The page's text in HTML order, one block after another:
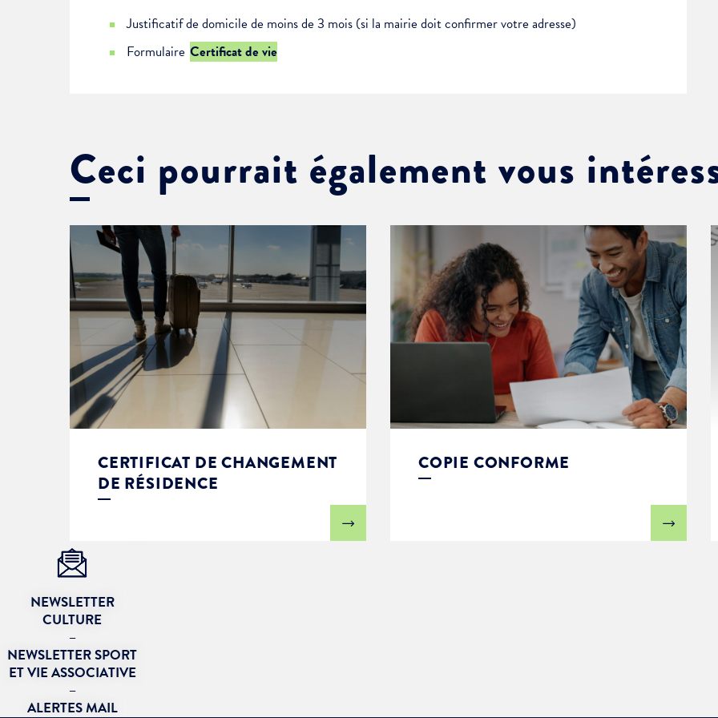
Justificatif de domicile de moins de 3 mois (si la mairie doit confirmer votre adresse)
Formulaire Certificat de vie
Ceci pourrait également vous
CERTIFICAT DE CHANGEMENT
DE RÉSIDENCE
COPIE CONFORME
NEWSLETTER
CULTURE
–
NEWSLETTER SPORT
ET VIE ASSOCIATIVE
–
ALERTES MAIL